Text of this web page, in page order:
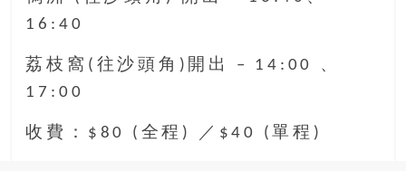
16:40
荔枝窩(往沙頭角)開出 – 14:00 、
17:00
收費：$80 (全程) ／$40 (單程)